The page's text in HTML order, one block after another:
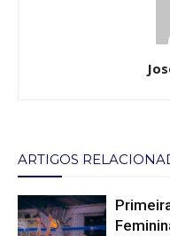
ARTIGOS